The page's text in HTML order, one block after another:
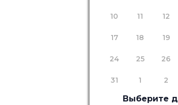
10 11 12
17 18 19
24 25 26
31 1 2
Выберите